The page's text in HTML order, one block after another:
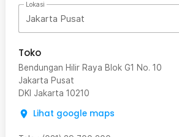
Lokasi
Jakarta Pusat
Toko
Bendungan Hilir Raya Blok G1 No. 10
Jakarta Pusat
DKI Jakarta 10210
Lihat google maps